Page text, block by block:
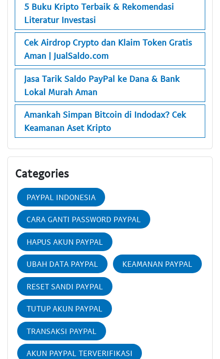
5 Buku Kripto Terbaik & Rekomendasi
Literatur Investasi
Cek Airdrop Crypto dan Klaim Token Gratis
Aman | JualSaldo.com
Jasa Tarik Saldo PayPal ke Dana & Bank
Lokal Murah Aman
Amankah Simpan Bitcoin di Indodax? Cek
Keamanan Aset Kripto
Categories
PAYPAL INDONESIA
CARA GANTI PASSWORD PAYPAL
HAPUS AKUN PAYPAL
UBAH DATA PAYPAL KEAMANAN PAYPAL
RESET SANDI PAYPAL
TUTUP AKUN PAYPAL
TRANSAKSI PAYPAL
AKUN PAYPAL TERVERIFIKASI